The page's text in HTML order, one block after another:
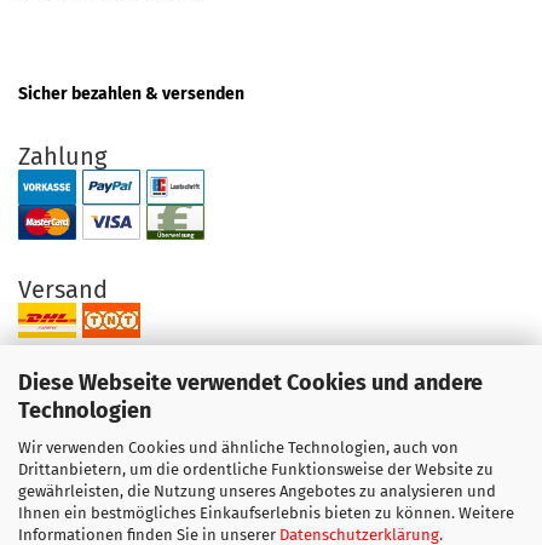
Diese Webseite verwendet Cookies und andere
Technologien
Wir verwenden Cookies und ähnliche Technologien, auch von
Drittanbietern, um die ordentliche Funktionsweise der Website zu
gewährleisten, die Nutzung unseres Angebotes zu analysieren und
Ihnen ein bestmögliches Einkaufserlebnis bieten zu können. Weitere
Informationen finden Sie in unserer Datenschutzerklärung.
Sicher bezahlen & versenden
Zahlung
Versand
Ihre Vorteile bei uns
Original Produkte direkt vom Hersteller
Exzellenter Support + Beratung